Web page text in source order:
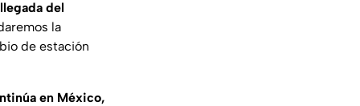
del
la
de estación
en México,